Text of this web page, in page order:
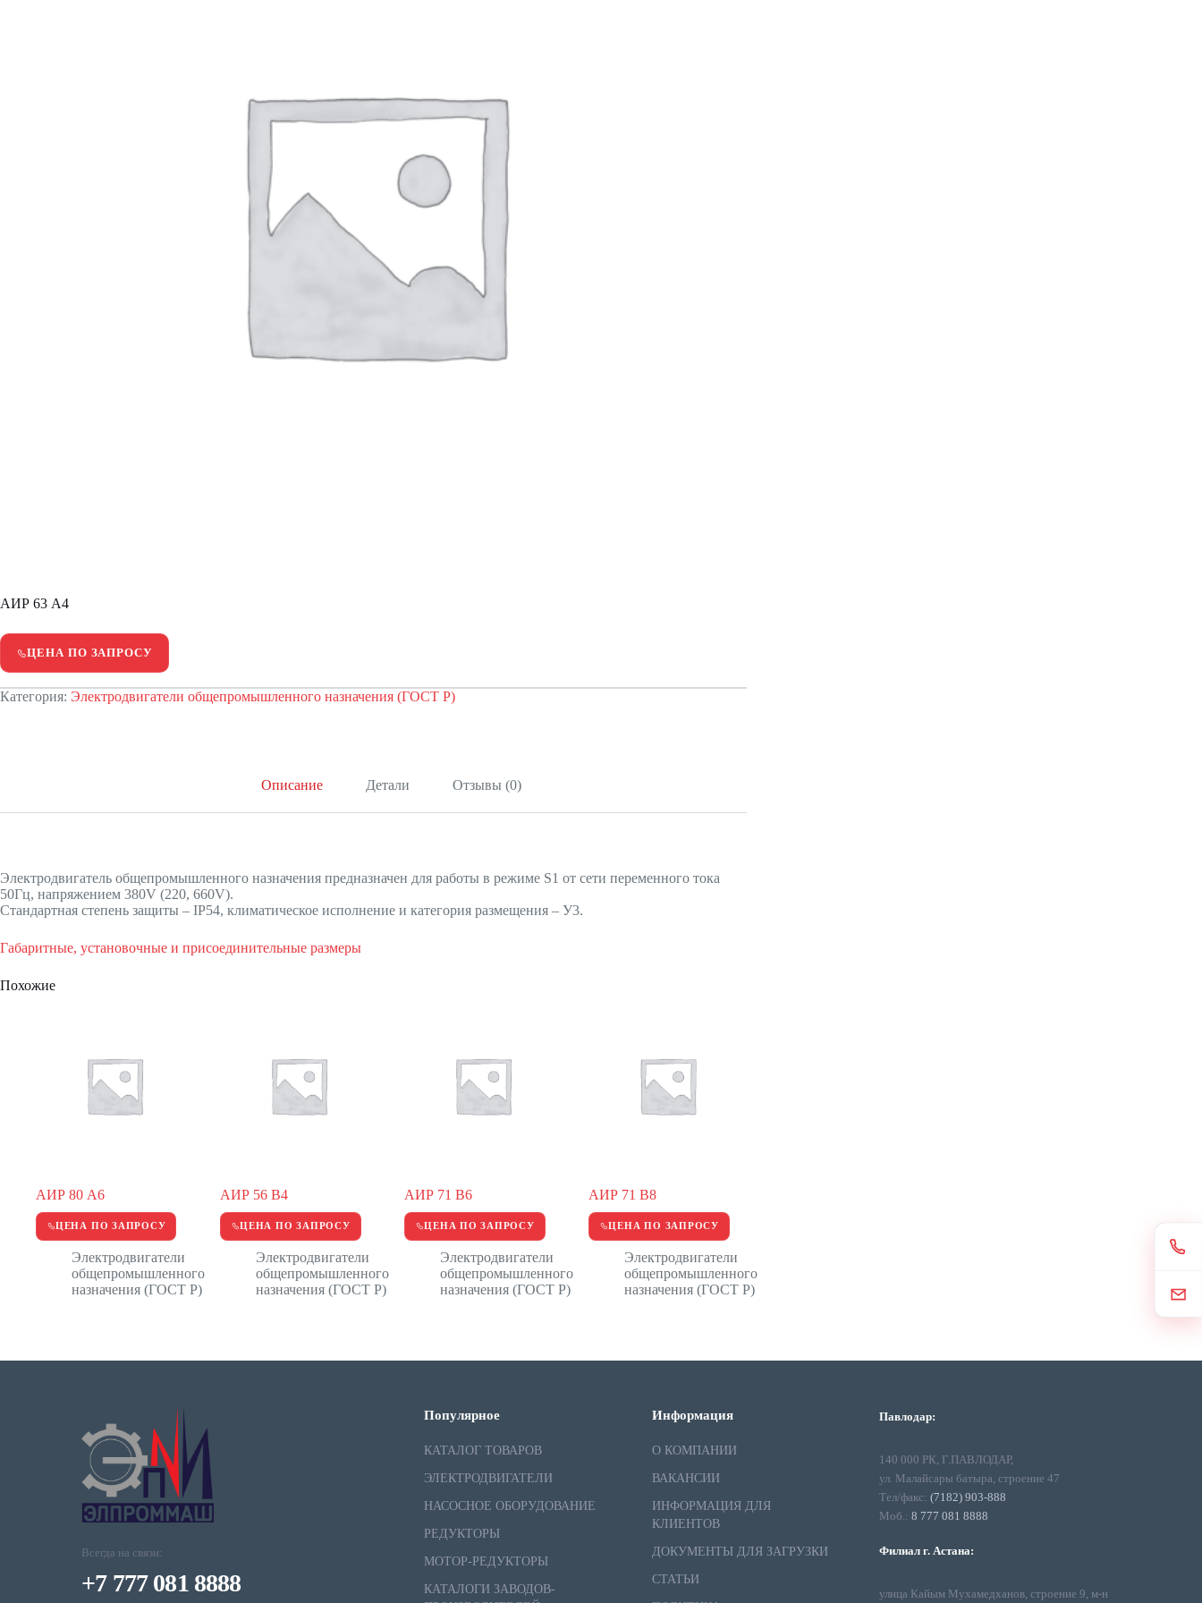
АИР 63 А4
ЦЕНА ПО ЗАПРОСУ
Категория: Электродвигатели общепромышленного назначения (ГОСТ Р)
Описание Детали Отзывы (0)
Электродвигатель общепромышленного назначения предназначен для работы в режиме S1 от сети переменного тока
50Гц, напряжением 380V (220, 660V).
Стандартная степень защиты – IP54, климатическое исполнение и категория размещения – У3.
Габаритные, установочные и присоединительные размеры
Похожие
АИР 80 А6
ЦЕНА ПО ЗАПРОСУ
Электродвигатели
общепромышленного
назначения (ГОСТ Р)
АИР 56 В4
ЦЕНА ПО ЗАПРОСУ
Электродвигатели
общепромышленного
назначения (ГОСТ Р)
АИР 71 В6
ЦЕНА ПО ЗАПРОСУ
Электродвигатели
общепромышленного
назначения (ГОСТ Р)
АИР 71 В8
ЦЕНА ПО ЗАПРОСУ
Электродвигатели
общепромышленного
назначения (ГОСТ Р)
Всегда на связи:
+7 777 081 8888
Популярное
КАТАЛОГ ТОВАРОВ
ЭЛЕКТРОДВИГАТЕЛИ
НАСОСНОЕ ОБОРУДОВАНИЕ
РЕДУКТОРЫ
МОТОР-РЕДУКТОРЫ
КАТАЛОГИ ЗАВОДОВ-
Информация
О КОМПАНИИ
ВАКАНСИИ
ИНФОРМАЦИЯ ДЛЯ
КЛИЕНТОВ
ДОКУМЕНТЫ ДЛЯ ЗАГРУЗКИ
СТАТЬИ
Павлодар:
140 000 РК, Г.ПАВЛОДАР,
ул. Малайсары батыра, строение 47
Тел/факс: (7182) 903-888
Моб.: 8 777 081 8888
Филиал г. Астана:
улица Кайым Мухамедханов, строение 9, м-н